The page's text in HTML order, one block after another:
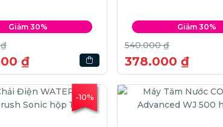
Giảm 30%
₫
Giảm 30%
540.000 ₫
378.000 ₫
-10%